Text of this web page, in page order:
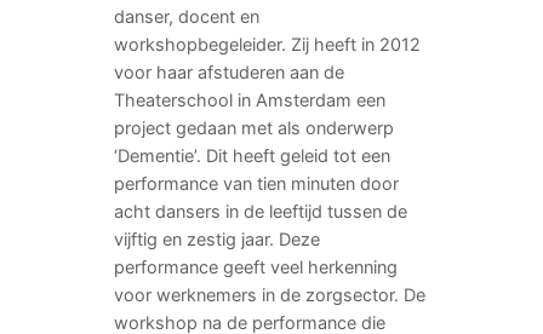
danser, docent en
workshopbegeleider. Zij heeft in 2012
voor haar afstuderen aan de
Theaterschool in Amsterdam een
project gedaan met als onderwerp
‘Dementie’. Dit heeft geleid tot een
performance van tien minuten door
acht dansers in de leeftijd tussen de
vijftig en zestig jaar. Deze
performance geeft veel herkenning
voor werknemers in de zorgsector. De
workshop na de performance die